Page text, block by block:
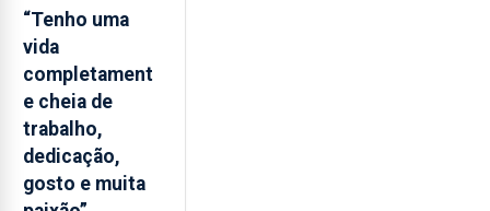
“Tenho uma
vida
completament
e cheia de
trabalho,
dedicação,
gosto e muita